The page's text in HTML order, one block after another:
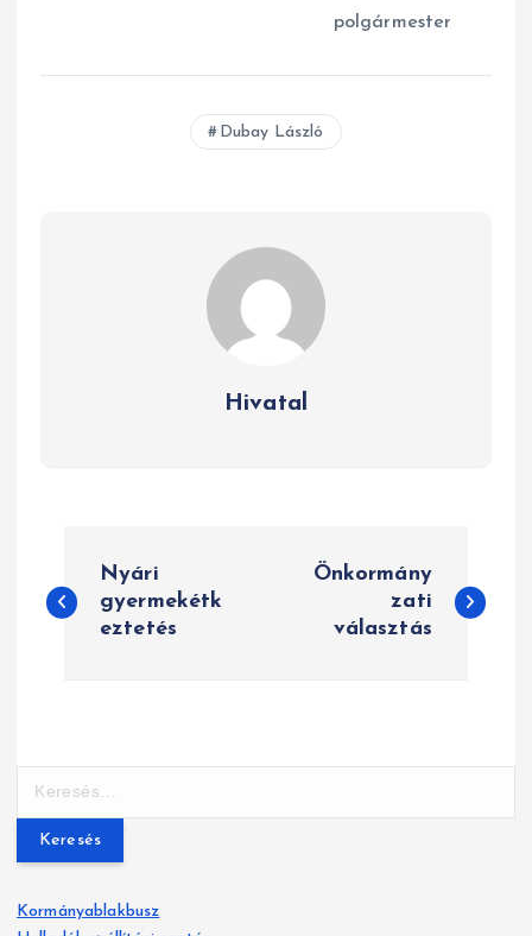
polgármester
Dubay László
Hivatal
e
y
z
Nyári
gyermekétk
eztetés
Önkormány
zati
választás
e
éKormányablakbusz